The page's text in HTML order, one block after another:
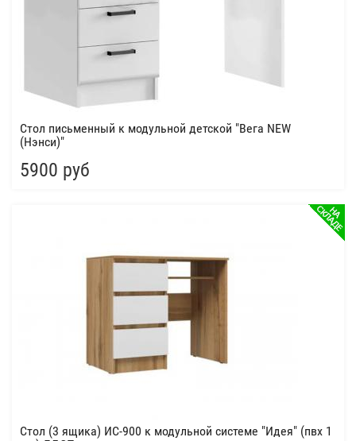
Стол письменный к модульной детской "Вега NEW
(Нэнси)"
5900 руб
Стол (3 ящика) ИС-900 к модульной системе "Идея" (пвх 1